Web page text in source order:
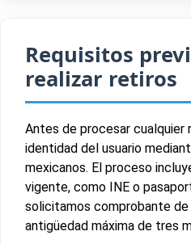
Requisitos
realizar retiros
Antes de procesar cualquier
identidad del usuario
mexicanos. El proceso
vigente, como INE o
solicitamos comprobante de
antigüedad máxima de tres